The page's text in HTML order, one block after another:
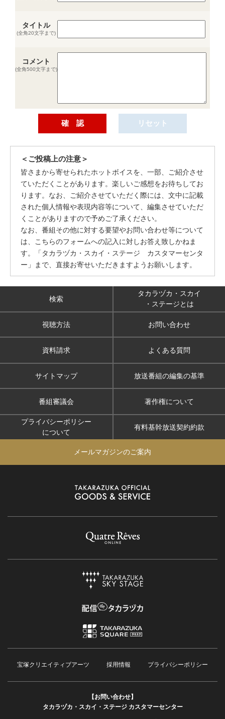
タイトル
(全角20文字まで)
コメント
(全角500文字まで)
＜ご投稿上の注意＞
皆さまから寄せられたホットボイスを、一部、ご紹介させ
ていただくことがあります。楽しいご感想をお待ちしてお
ります。なお、ご紹介させていただく際には、文中に記載
された個人情報や表現内容等について、編集させていただ
くことがありますので予めご了承ください。
なお、番組その他に対する要望やお問い合わせ等について
は、こちらのフォームへの記入に対しお答え致しかねま
す。「タカラヅカ・スカイ・ステージ カスタマーセンタ
ー」まで、直接お寄せいただきますようお願いします。
検索
タカラヅカ・スカイ
・ステージとは
視聴方法 お問い合わせ
資料請求 よくある質問
サイトマップ 放送番組の編集の基準
番組審議会 著作権について
プライバシーポリシー
について
有料基幹放送契約約款
メールマガジンのご案内
宝塚クリエイティブアーツ 採用情報 プライバシーポリシー
【お問い合わせ】
タカラヅカ・スカイ・ステージ カスタマーセンター